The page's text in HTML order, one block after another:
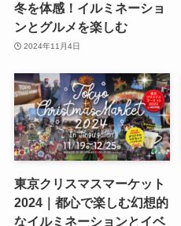
冬を体感！イルミネーショ
ンとグルメを楽しむ
2024年11月4日
東京クリスマスマーケット
2024｜都心で楽しむ幻想的
なイルミネーションとイベ